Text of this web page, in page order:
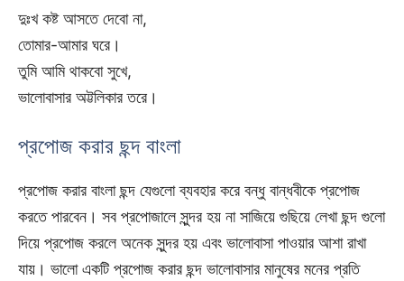
দুঃখ কষ্ট আসতে দেবো না,
তোমার-আমার ঘরে।
তুমি আমি থাকবো সুখে,
ভালোবাসার অট্টলিকার তরে।
প্রপোজ করার ছন্দ বাংলা
প্রপোজ করার বাংলা ছন্দ যেগুলো ব্যবহার করে বন্ধু বান্ধবীকে প্রপোজ
করতে পারবেন। সব প্রপোজালে সুন্দর হয় না সাজিয়ে গুছিয়ে লেখা ছন্দ গুলো
দিয়ে প্রপোজ করলে অনেক সুন্দর হয় এবং ভালোবাসা পাওয়ার আশা রাখা
যায়। ভালো একটি প্রপোজ করার ছন্দ ভালোবাসার মানুষের মনের প্রতি